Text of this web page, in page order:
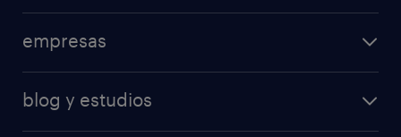
empresas
blog y estudios